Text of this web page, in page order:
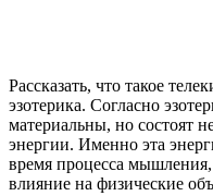
Рассказать, что такое
эзотерика. Согласно
материальны, но состоят
энергии. Именно эта
время процесса
влияние на физические